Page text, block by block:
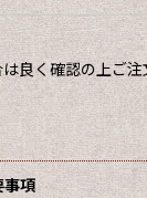
良く確認の上ご注
事項